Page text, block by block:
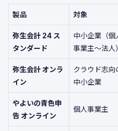
製品 対象
弥生会計 24 ス
タンダード
中小企業（個
事業主〜法人）
弥生会計 オンラ
イン
クラウド志向
中小企業
やよいの青色申
告 オンライン
個人事業主